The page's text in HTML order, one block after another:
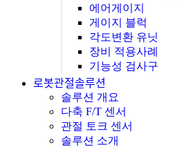
에어게이지
게이지 블럭
각도변환 유닛
장비 적용사례
기능성 검사구
로봇관절솔루션
솔루션 개요
다축 F/T 센서
관절 토크 센서
솔루션 소개